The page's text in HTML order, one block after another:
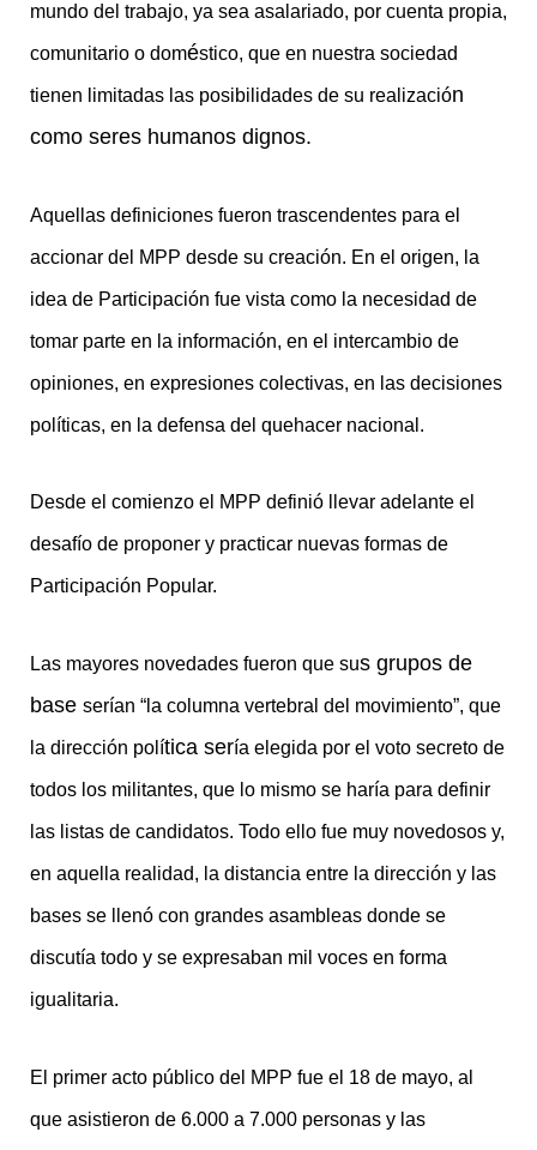
mundo del trabajo, ya sea asalariado, por cuenta propia,
comunitario o doméstico, que en nuestra sociedad
tienen limitadas las posibilidades de su realización
como seres humanos dignos.
Aquellas definiciones fueron trascendentes para el
accionar del MPP desde su creación. En el origen, la
idea de Participación fue vista como la necesidad de
tomar parte en la información, en el intercambio de
opiniones, en expresiones colectivas, en las decisiones
políticas, en la defensa del quehacer nacional.
Desde el comienzo el MPP definió llevar adelante el
desafío de proponer y practicar nuevas formas de
Participación Popular.
Las mayores novedades fueron que sus grupos de
base serían “la columna vertebral del movimiento”, que
la dirección política sería elegida por el voto secreto de
todos los militantes, que lo mismo se haría para definir
las listas de candidatos. Todo ello fue muy novedosos y,
en aquella realidad, la distancia entre la dirección y las
bases se llenó con grandes asambleas donde se
discutía todo y se expresaban mil voces en forma
igualitaria.
El primer acto público del MPP fue el 18 de mayo, al
que asistieron de 6.000 a 7.000 personas y las